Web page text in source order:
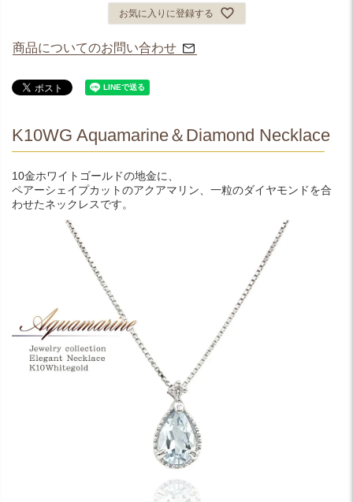
お気に入りに登録する
商品についてのお問い合わせ
K10WG Aquamarine＆Diamond Necklace
10金ホワイトゴールドの地金に、
ペアーシェイプカットのアクアマリン、一粒のダイヤモンドを合
わせたネックレスです。